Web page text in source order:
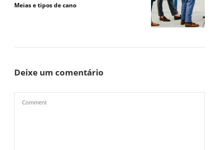
Meias e tipos de cano
Deixe um comentário